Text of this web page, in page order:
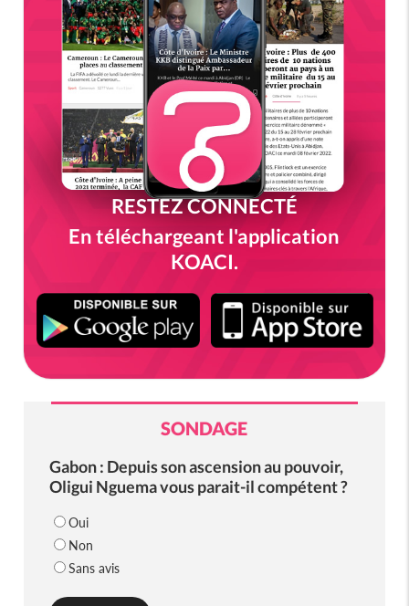
RESTEZ CONNECTÉ
En téléchargeant l'application
KOACI.
SONDAGE
Gabon : Depuis son ascension au pouvoir,
Oligui Nguema vous parait-il compétent ?
Oui
Non
Sans avis